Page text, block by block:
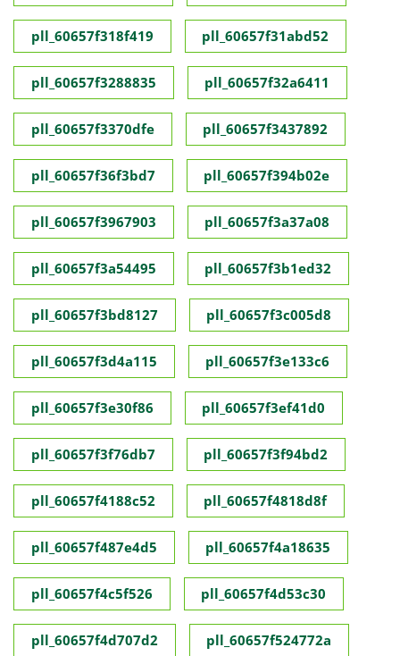
pll_60657f318f419 pll_60657f31abd52
pll_60657f3288835 pll_60657f32a6411
pll_60657f3370dfe pll_60657f3437892
pll_60657f36f3bd7 pll_60657f394b02e
pll_60657f3967903 pll_60657f3a37a08
pll_60657f3a54495 pll_60657f3b1ed32
pll_60657f3bd8127 pll_60657f3c005d8
pll_60657f3d4a115 pll_60657f3e133c6
pll_60657f3e30f86 pll_60657f3ef41d0
pll_60657f3f76db7 pll_60657f3f94bd2
pll_60657f4188c52 pll_60657f4818d8f
pll_60657f487e4d5 pll_60657f4a18635
pll_60657f4c5f526 pll_60657f4d53c30
pll_60657f4d707d2 pll_60657f524772a